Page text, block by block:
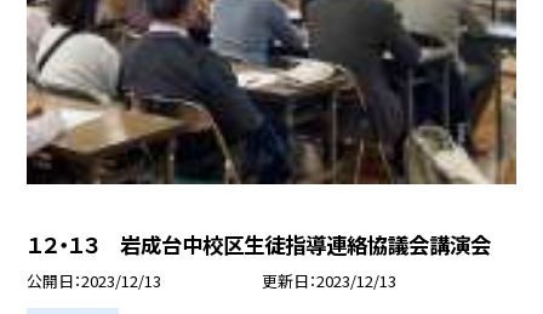
１２・１３ 岩成台中校区生徒指導連絡協議会講演会
公開日 2023/12/13 更新日 2023/12/13